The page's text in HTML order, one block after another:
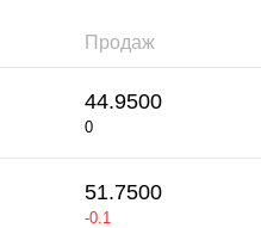
Продаж
44.9500
0
51.7500
-0.1